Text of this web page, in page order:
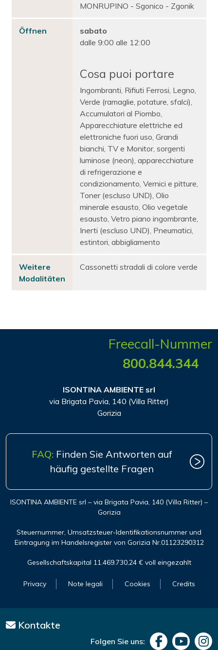
MONRUPINO - Sgonico - Zgonik
Öffnen
sabato
dalle 9:00 alle 12:00
Cosa puoi portare
Ingombranti, Rifiuti Ferrosi, Legno,
Verde (ramaglie, potature, sfalci),
Accumulatori al Piombo,
Apparecchiature elettriche ed
elettroniche fuori uso, Grandi
bianchi, TV e Monitor, sorgenti
luminose (neon), apparecchiature
di refrigerazione e
condizionamento, Vernici e pitture,
Toner (escluso UND), Olio
minerale esausto, Olio vegetale
esausto, Vetro piano ingombrante,
Inerti (escluso UND), Pneumatici,
estintori, abbigliamento
Weitere
Modalitäten
Cassonetti stradali di colore verde
Freecall-Nummer
800.844.344
ISONTINA AMBIENTE srl
via Brigata Pavia, 140 (Villa Ritter)
Gorizia
FAQ: Finden Sie Antworten auf
häufig gestellte Fragen
ISONTINA AMBIENTE srl – via Brigata Pavia, 140 (Villa Ritter) –
Gorizia
Steuernummer, Umsatzsteuer-Identifikationsnummer und
Eintragung im Handelsregister von Gorizia Nr.01123290312
Gesellschaftskapital 11.469.730,24 € voll eingezahlt
Privacy Note legali Cookies Credits
Kontakte
Folgen Sie uns: